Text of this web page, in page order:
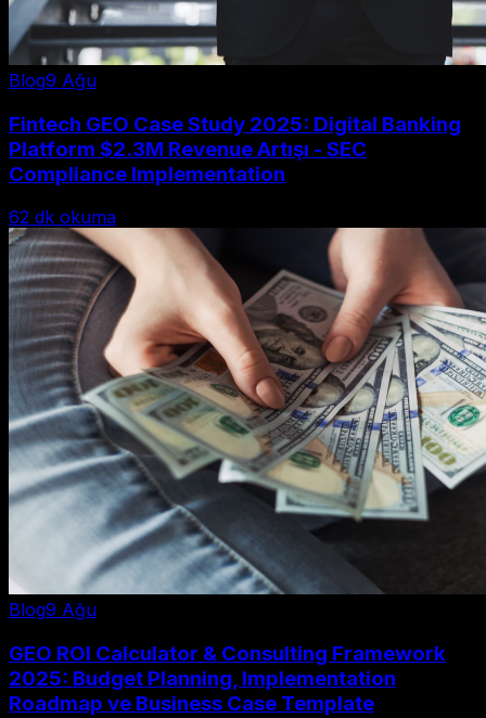
Blog9 Ağu
Fintech GEO Case Study 2025: Digital Banking
Platform $2.3M Revenue Artışı - SEC
Compliance Implementation
62 dk okuma
Blog9 Ağu
GEO ROI Calculator & Consulting Framework
2025: Budget Planning, Implementation
Roadmap ve Business Case Template